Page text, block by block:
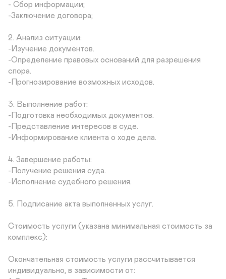
- Сбор информации;
-Заключение договора;
2. Анализ ситуации:
-Изучение документов.
-Определение правовых оснований для разрешения
спора.
-Прогнозирование возможных исходов.
3. Выполнение работ:
-Подготовка необходимых документов.
-Представление интересов в суде.
-Информирование клиента о ходе дела.
4. Завершение работы:
-Получение решения суда.
-Исполнение судебного решения.
5. Подписание акта выполненных услуг.
Стоимость услуги (указана минимальная стоимость за
комплекс):
Окончательная стоимость услуги рассчитывается
индивидуально, в зависимости от: